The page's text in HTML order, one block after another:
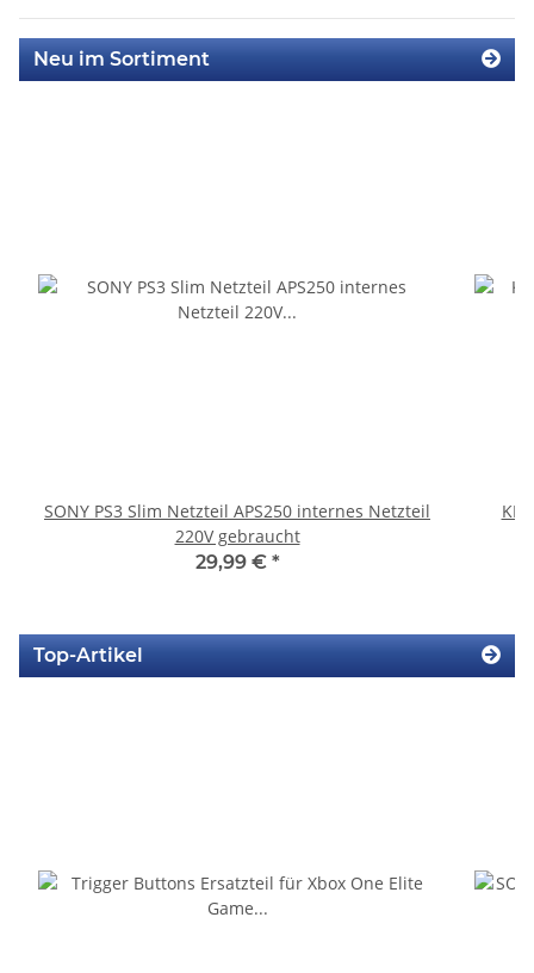
Neu im Sortiment
SONY PS3 Slim Netzteil APS250 internes Netzteil
220V gebraucht
29,99 € *
Top-Artikel